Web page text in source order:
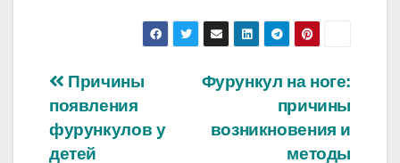
Навигация
по
Фурункул на ноге:
причины
возникновения и
методы
Причины
появления
фурункулов у
детей